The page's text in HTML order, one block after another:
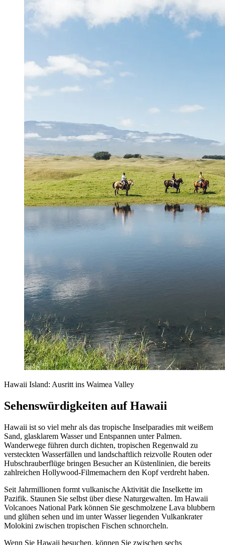
Hawaii Island: Ausritt ins Waimea Valley
Sehenswürdigkeiten auf Hawaii
Hawaii ist so viel mehr als das tropische Inselparadies mit weißem
Sand, glasklarem Wasser und Entspannen unter Palmen.
Wanderwege führen durch dichten, tropischen Regenwald zu
versteckten Wasserfällen und landschaftlich reizvolle Routen oder
Hubschrauberflüge bringen Besucher an Küstenlinien, die bereits
zahlreichen Hollywood-Filmemachern den Kopf verdreht haben.
Seit Jahrmillionen formt vulkanische Aktivität die Inselkette im
Pazifik. Staunen Sie selbst über diese Naturgewalten. Im Hawaii
Volcanoes National Park können Sie geschmolzene Lava blubbern
und glühen sehen und im unter Wasser liegenden Vulkankrater
Molokini zwischen tropischen Fischen schnorcheln.
Wenn Sie Hawaii besuchen, können Sie zwischen sechs